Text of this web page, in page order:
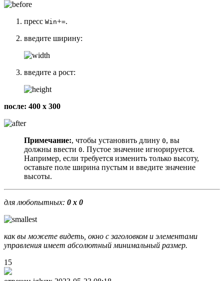
пресс Win+=.
введите ширину:
введите a рост:
после: 400 x 300
Примечание:, чтобы установить длину 0, вы
должны ввести 0. Пустое значение игнорируется.
Например, если требуется изменить только высоту,
оставьте поле ширина пустым и введите значение
высоты.
для любопытных: 0 x 0
как вы можете видеть, окно с заголовком и элементами
управления имеет абсолютный минимальный размер.
15